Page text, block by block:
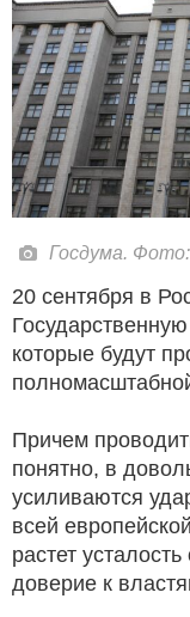
Госдума.
20 сентября в
которые будут
Причем
понятно, в
усиливаются
всей
растет
доверие к